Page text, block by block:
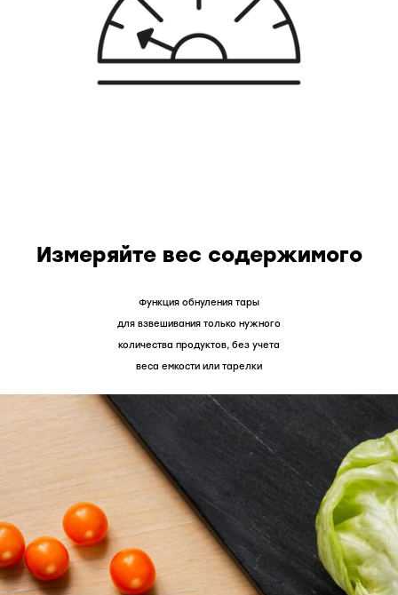
Измеряйте вес содержимого
Функция обнуления тары
для взвешивания только нужного
количества продуктов, без учета
веса емкости или тарелки